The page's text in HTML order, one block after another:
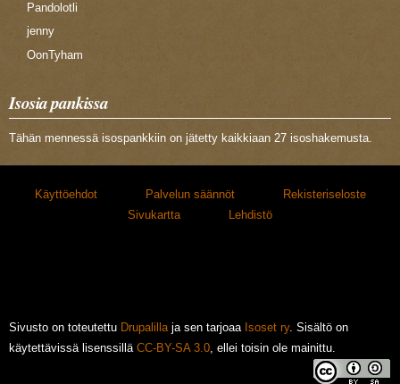
Pandolotli
jenny
OonTyham
Isosia pankissa
Tähän mennessä isospankkiin on jätetty kaikkiaan 27 isoshakemusta.
Käyttöehdot Palvelun säännöt
Rekisteriseloste
Sivukartta
Lehdistö
Sivusto on toteutettu Drupalilla ja sen tarjoaa Isoset ry. Sisältö on
käytettävissä lisenssillä CC-BY-SA 3.0 , ellei toisin ole mainittu.